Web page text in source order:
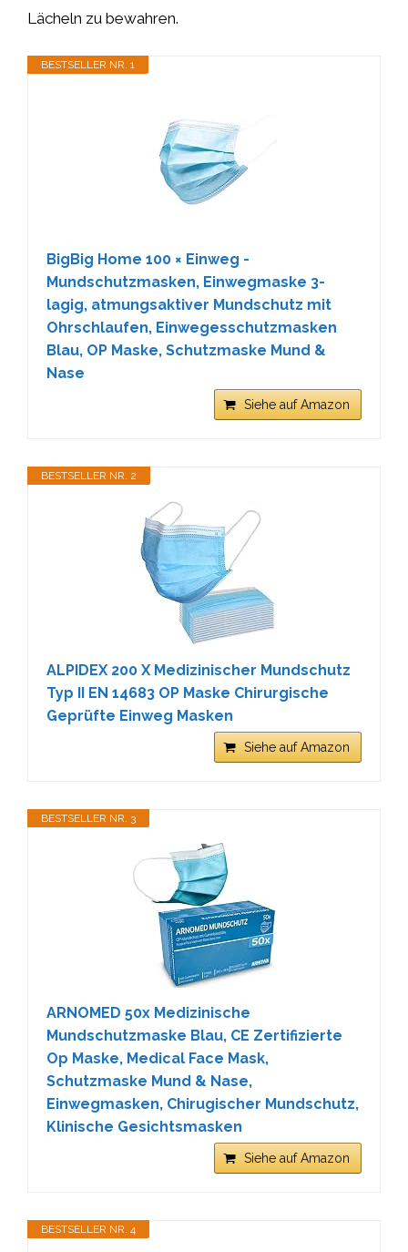
Lächeln zu bewahren.
BESTSELLER NR. 1
BigBig Home 100 × Einweg -
Mundschutzmasken, Einwegmaske 3-
lagig, atmungsaktiver Mundschutz mit
Ohrschlaufen, Einwegesschutzmasken
Blau, OP Maske, Schutzmaske Mund &
Nase
Siehe auf Amazon
BESTSELLER NR. 2
ALPIDEX 200 X Medizinischer Mundschutz
Typ II EN 14683 OP Maske Chirurgische
Geprüfte Einweg Masken
Siehe auf Amazon
BESTSELLER NR. 3
ARNOMED 50x Medizinische
Mundschutzmaske Blau, CE Zertifizierte
Op Maske, Medical Face Mask,
Schutzmaske Mund & Nase,
Einwegmasken, Chirugischer Mundschutz,
Klinische Gesichtsmasken
Siehe auf Amazon
BESTSELLER NR. 4